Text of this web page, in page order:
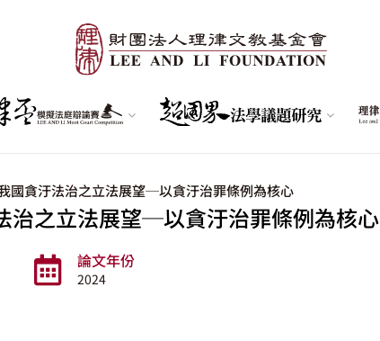
國貪汙法治之立法展望─以貪汙治罪條例為核心
治之立法展望─以貪汙治罪條例為核心
論文年份
2024